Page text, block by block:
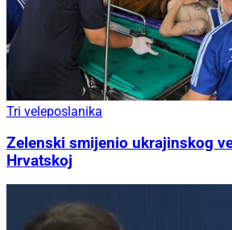
Tri veleposlanika
Zelenski smijenio ukrajinskog
Hrvatskoj